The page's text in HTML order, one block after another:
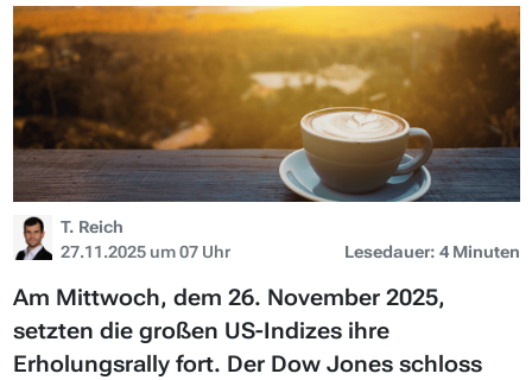
T. Reich
27.11.2025 um 07 Uhr
Lesedauer: 4 Minuten
Am Mittwoch, dem 26. November 2025,
setzten die großen US-Indizes ihre
Erholungsrally fort. Der Dow Jones schloss